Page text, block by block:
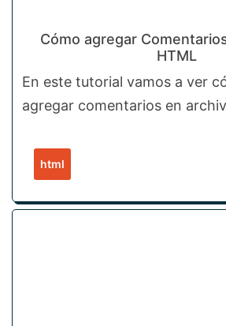
Cómo agregar
HTML
En este tutorial vamos a ver
agregar comentarios en
html